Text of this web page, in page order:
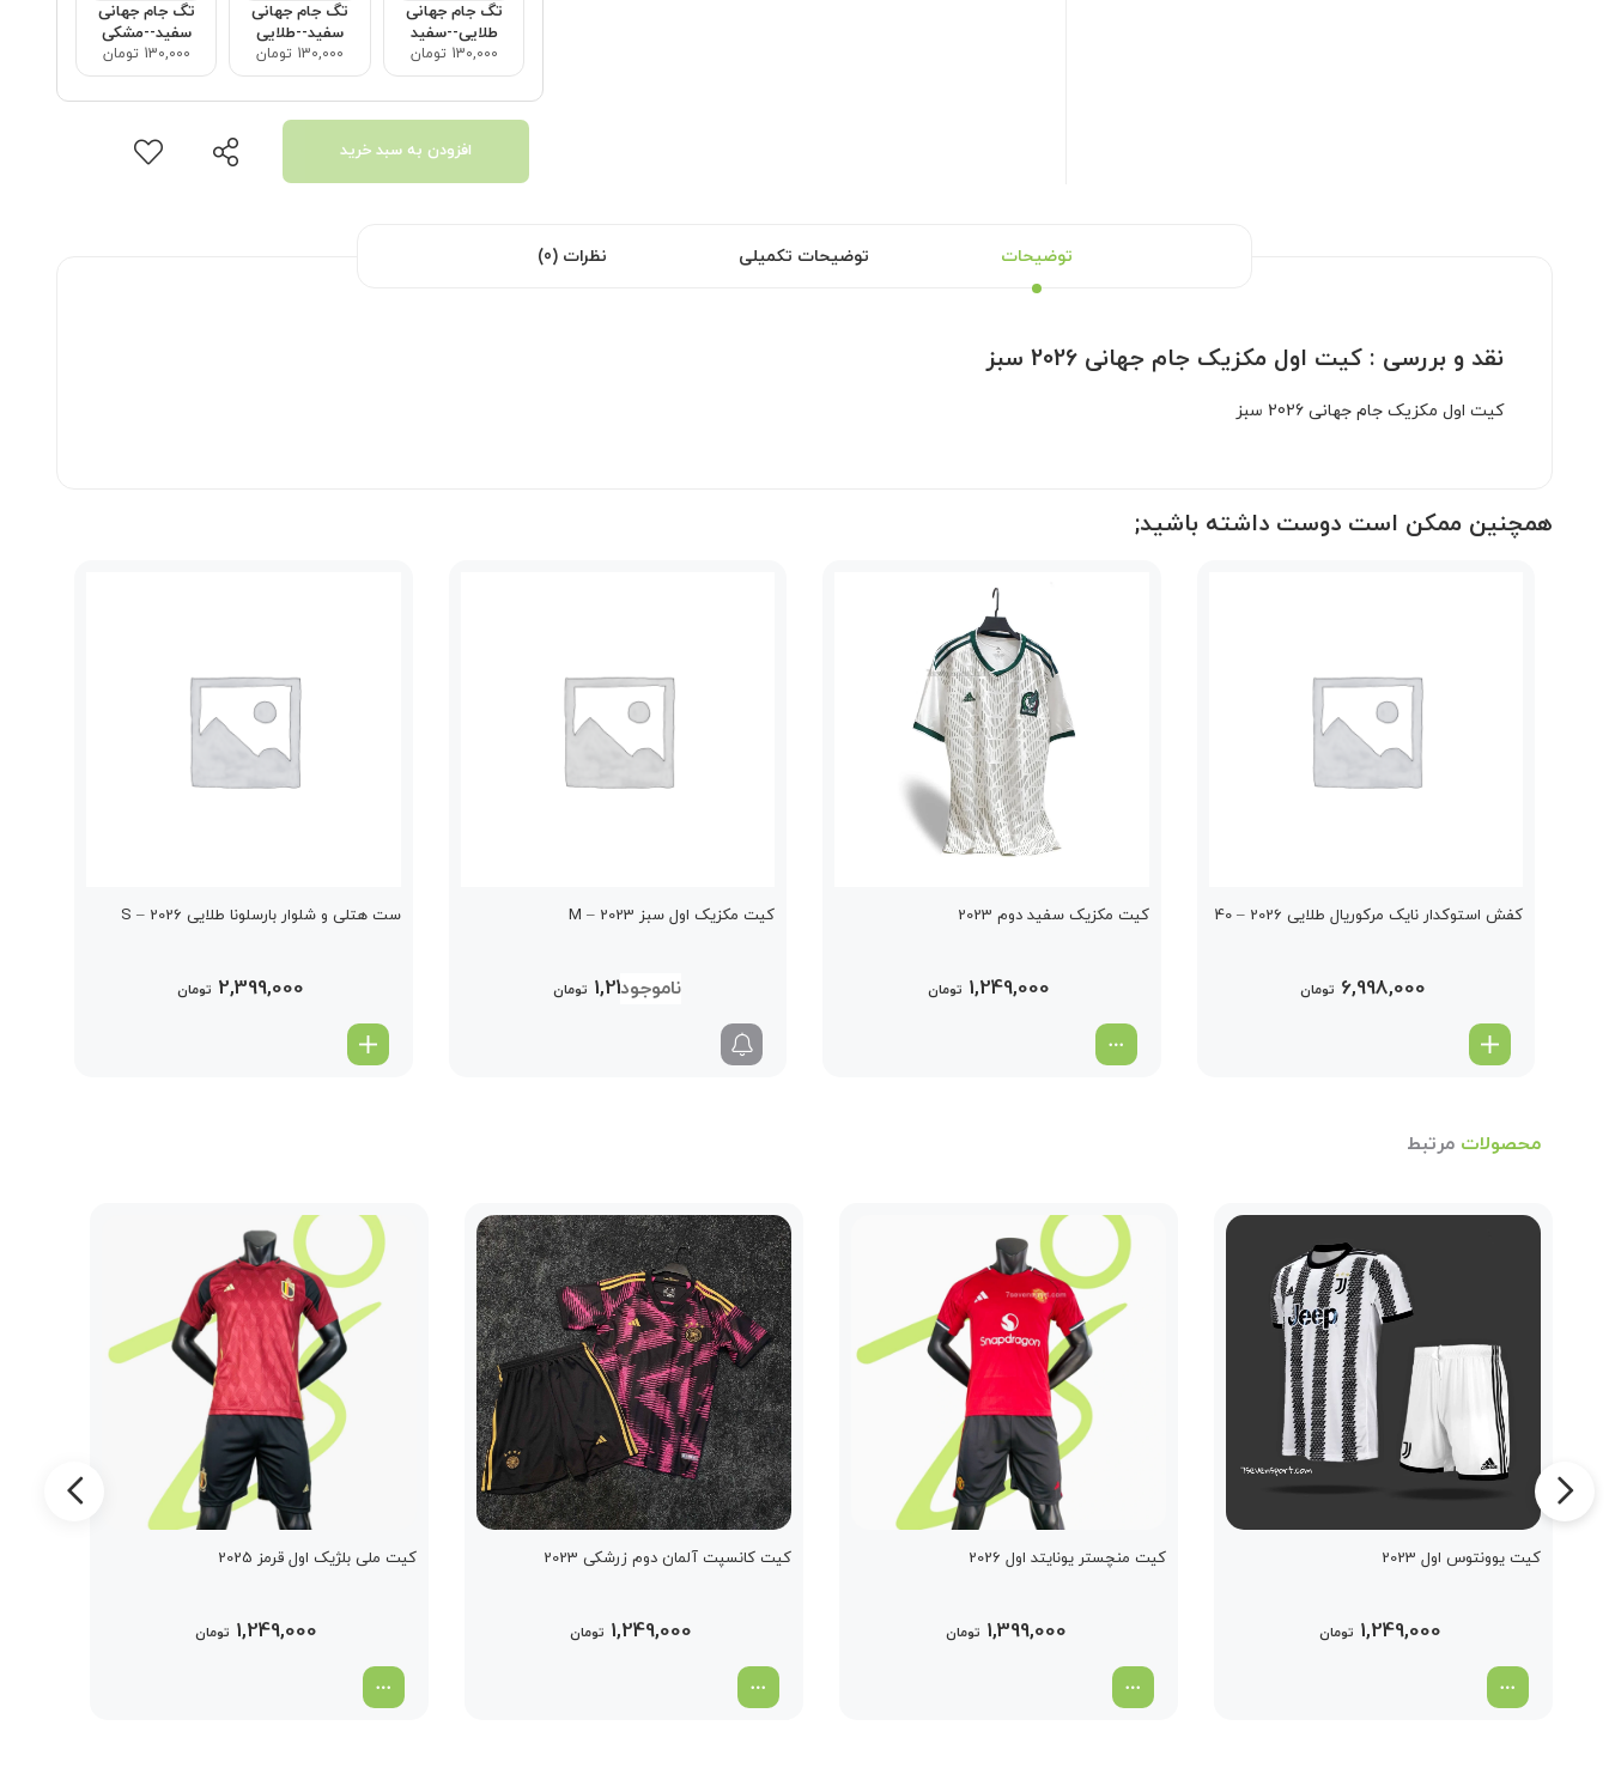
تگ جام جهانی
طلایی--سفید
130,000 تومان
تگ جام جهانی
سفید--طلایی
130,000 تومان
تگ جام جهانی
سفید--مشکی
130,000 تومان
افزودن به سبد خرید
توضیحات توضیحات تکمیلی نظرات (0)
نقد و بررسی : کیت اول مکزیک جام جهانی 2026 سبز
کیت اول مکزیک جام جهانی 2026 سبز
همچنین ممکن است دوست داشته باشید;
کفش استوکدار نایک مرکوریال طلایی 2026 – 40
6,998,000 تومان
کیت مکزیک سفید دوم 2023
1,249,000 تومان
کیت مکزیک اول سبز 2023 – M
1,249,000 تومان
ست هتلی و شلوار بارسلونا طلایی 2026 – S
2,399,000 تومان
محصولات مرتبط
کیت یوونتوس اول 2023
1,249,000 تومان
کیت منچستر یونایتد اول 2026
1,399,000 تومان
کیت کانسپت آلمان دوم زرشکی 2023
1,249,000 تومان
کیت ملی بلژیک اول قرمز 2025
1,249,000 تومان